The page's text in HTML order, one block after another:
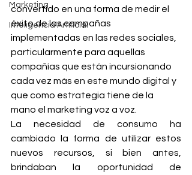
Marketing
Inteligencia Artificial
convertido en una forma de medir el
éxito de las campañas
implementadas en las redes sociales,
particularmente para aquellas
compañías que están incursionando
cada vez más en este mundo digital y
que como estrategia tiene de la
mano el marketing voz a voz.
La necesidad de consumo ha
cambiado la forma de utilizar estos
nuevos recursos, si bien antes,
brindaban la oportunidad de